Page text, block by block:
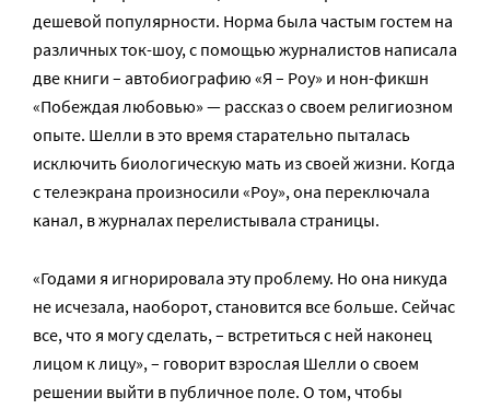
дешевой популярности. Норма была частым гостем на
различных ток-шоу, с помощью журналистов написала
две книги – автобиографию «Я – Роу» и нон-фикшн
«Побеждая любовью» — рассказ о своем религиозном
опыте. Шелли в это время старательно пыталась
исключить биологическую мать из своей жизни. Когда
с телеэкрана произносили «Роу», она переключала
канал, в журналах перелистывала страницы.
«Годами я игнорировала эту проблему. Но она никуда
не исчезала, наоборот, становится все больше. Сейчас
все, что я могу сделать, – встретиться с ней наконец
лицом к лицу», – говорит взрослая Шелли о своем
решении выйти в публичное поле. О том, чтобы